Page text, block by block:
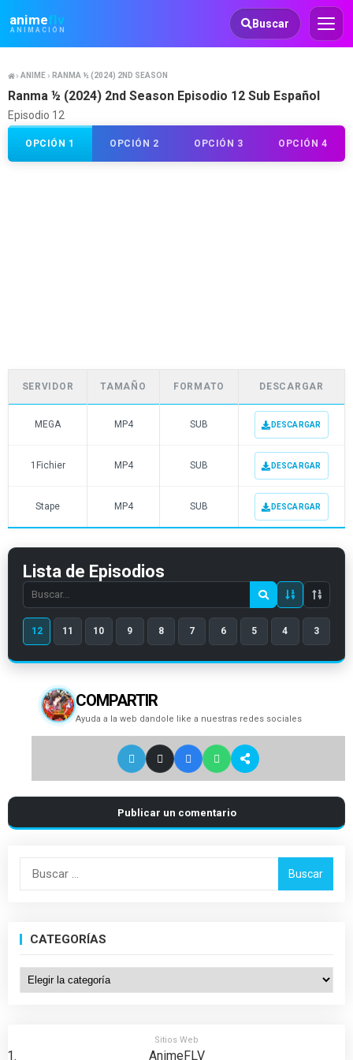
animeflv
ANIMACIÓN
Animeflv Buscar
ANIME RANMA ½ (2024) 2ND SEASON
Ranma ½ (2024) 2nd Season Episodio 12 Sub Español
Episodio 12
OPCIÓN 1 OPCIÓN 2 OPCIÓN 3 OPCIÓN 4
SERVIDOR TAMAÑO FORMATO DESCARGAR
MEGA MP4 SUB DESCARGAR
1Fichier MP4 SUB DESCARGAR
Stape MP4 SUB DESCARGAR
Lista de Episodios
Search
episode
number
12 11 10 9 8 7 6 5 4 3
COMPARTIR
Ayuda a la web dandole like a nuestras redes sociales
Publicar un comentario
Buscar:
CATEGORÍAS
Categorías
Sitios Web
AnimeFLV